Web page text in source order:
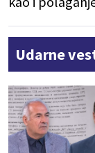
Udarne